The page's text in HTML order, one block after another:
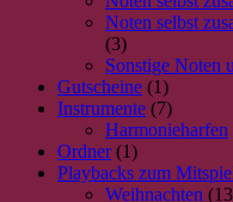
Noten selbst
(3)
Sonstige Noten
Gutscheine (1)
Instrumente (7)
Harmonieharfen
Ordner (1)
Playbacks zum
Weihnachten
18 Saiten 21 Saiten